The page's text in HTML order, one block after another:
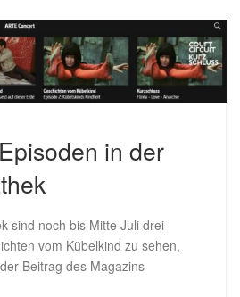
in der
sind noch bis Mitte Juli drei
vom Kübelkind zu sehen,
Beitrag des Magazins